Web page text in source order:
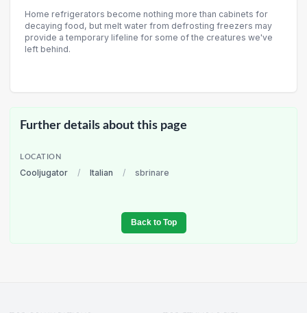
Home refrigerators become nothing more than cabinets for
decaying food, but melt water from defrosting freezers may
provide a temporary lifeline for some of the creatures we've
left behind.
Further details about this page
LOCATION
Cooljugator / Italian / sbrinare
Back to Top